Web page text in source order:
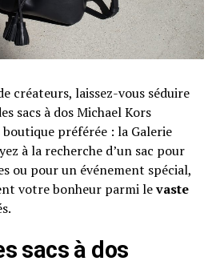
créateurs, laissez-vous séduire
sacs à dos Michael Kors
préférée : la Galerie
à la recherche d’un sac pour
ou pour un événement spécial,
votre bonheur parmi levaste
sacs à dos